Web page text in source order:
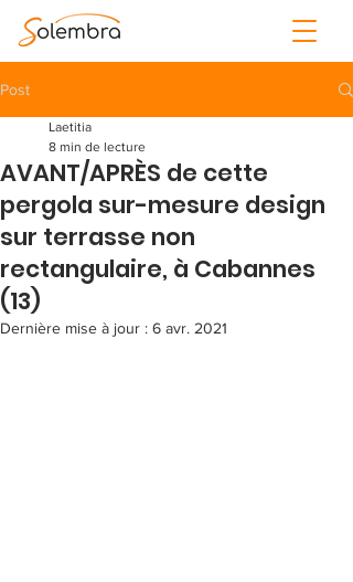
Post
AVANT/APRÈS de cette
pergola sur-mesure design
sur terrasse non
rectangulaire, à Cabannes
(13)
Laetitia
8 min de lecture
Dernière mise à jour : 6 avr. 2021